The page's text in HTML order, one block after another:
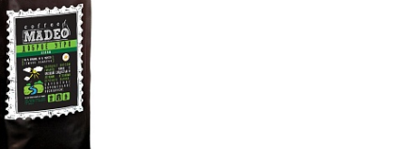
3 4 5 6
2/6
3 4 5 6
3/6
3 4 5 6
6/6
3 4 5 6
6/6